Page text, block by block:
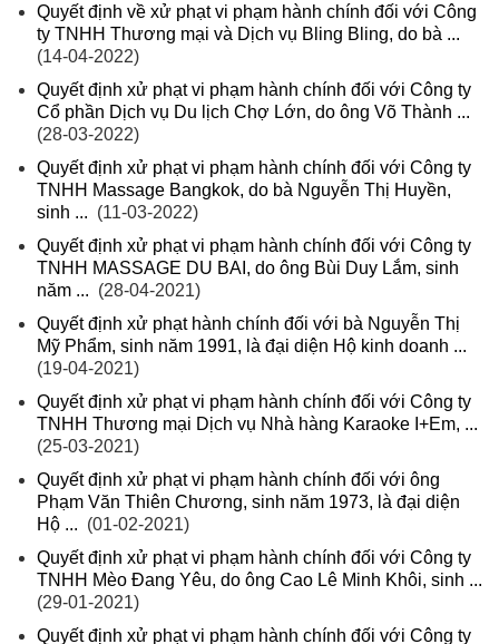
Quyết định về xử phạt vi phạm hành chính đối với Công
ty TNHH Thương mại và Dịch vụ Bling Bling, do bà ...
(14-04-2022)
Quyết định xử phạt vi phạm hành chính đối với Công ty
Cổ phần Dịch vụ Du lịch Chợ Lớn, do ông Võ Thành ...
(28-03-2022)
Quyết định xử phạt vi phạm hành chính đối với Công ty
TNHH Massage Bangkok, do bà Nguyễn Thị Huyền,
sinh ... (11-03-2022)
Quyết định xử phạt vi phạm hành chính đối với Công ty
TNHH MASSAGE DU BAI, do ông Bùi Duy Lắm, sinh
năm ... (28-04-2021)
Quyết định xử phạt hành chính đối với bà Nguyễn Thị
Mỹ Phẩm, sinh năm 1991, là đại diện Hộ kinh doanh ...
(19-04-2021)
Quyết định xử phạt vi phạm hành chính đối với Công ty
TNHH Thương mại Dịch vụ Nhà hàng Karaoke I+Em, ...
(25-03-2021)
Quyết định xử phạt vi phạm hành chính đối với ông
Phạm Văn Thiên Chương, sinh năm 1973, là đại diện
Hộ ... (01-02-2021)
Quyết định xử phạt vi phạm hành chính đối với Công ty
TNHH Mèo Đang Yêu, do ông Cao Lê Minh Khôi, sinh ...
(29-01-2021)
Quyết định xử phạt vi phạm hành chính đối với Công ty